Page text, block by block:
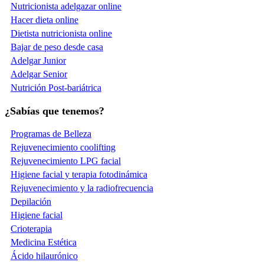
Nutricionista adelgazar online
Hacer dieta online
Dietista nutricionista online
Bajar de peso desde casa
Adelgar Junior
Adelgar Senior
Nutrición Post-bariátrica
¿Sabías que tenemos?
Programas de Belleza
Rejuvenecimiento coolifting
Rejuvenecimiento LPG facial
Higiene facial y terapia fotodinámica
Rejuvenecimiento y la radiofrecuencia
Depilación
Higiene facial
Crioterapia
Medicina Estética
Ácido hilaurónico